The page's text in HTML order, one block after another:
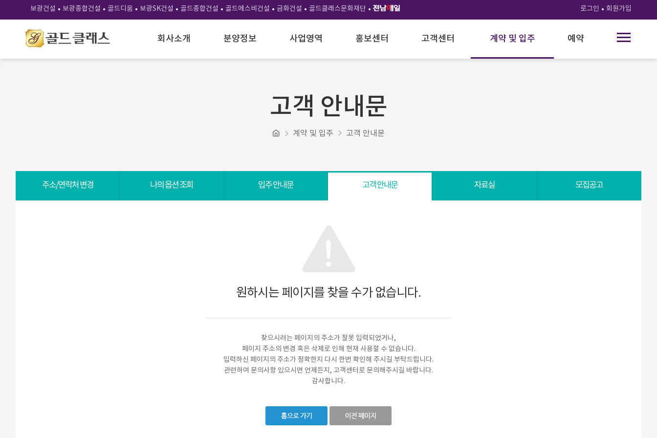
보광건설 보광종합건설 골드디움 보광SK건설 골드종합건설 골드에스비건설 금화건설 골드클래스문화재단 로그인 회원가입
회사소개 분양정보 사업영역 홍보센터 고객센터 계약 및 입주 예약
주소/연락처 변경 나의 옵션 조회 입주 안내문 고객 안내문 자료실 모집공고
고객 안내문
계약 및 입주 고객 안내문
원하시는 페이지를 찾을 수가 없습니다.
찾으시려는 페이지의 주소가 잘못 입력되었거나,
페이지 주소의 변경 혹은 삭제로 인해 현재 사용할 수 없습니다.
입력하신 페이지의 주소가 정확한지 다시 한번 확인해 주시길 부탁드립니다.
관련하여 문의사항 있으시면 언제든지, 고객센터로 문의해주시길 바랍니다.
감사합니다.